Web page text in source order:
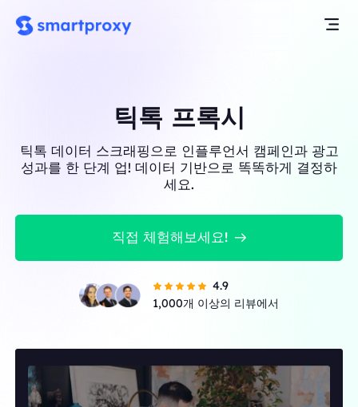
틱톡 프록시
틱톡 데이터 스크래핑으로 인플루언서 캠페인과 광고
성과를 한 단계 업! 데이터 기반으로 똑똑하게 결정하
세요.
직접 체험해보세요!
4.9
1,000개 이상의 리뷰에서